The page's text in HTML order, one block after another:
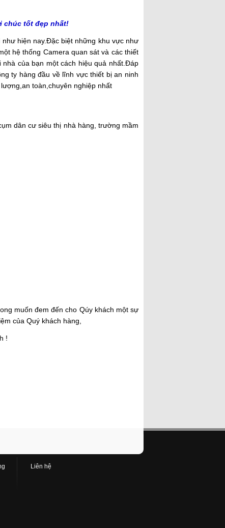
chúc tốt đẹp nhất!
hiện nay.Đặc biệt những khu vực như
hệ thống Camera quan sát và các thiết
của bạn một cách hiệu quả nhất.Đáp
ty hàng đầu về lĩnh vực thiết bị an ninh
toàn,chuyên nghiệp nhất
dân cư siêu thị nhà hàng, trường mầm
muốn đem đến cho Qúy khách một sự
của Quý khách hàng,
!
Liên hệ